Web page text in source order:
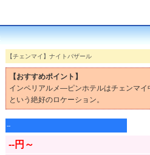
【チェンマイ】ナイトバザール
【おすすめポイント】
インペリアルメ―ピンホテルはチェンマ
という絶好のロケーション。
--
--円～